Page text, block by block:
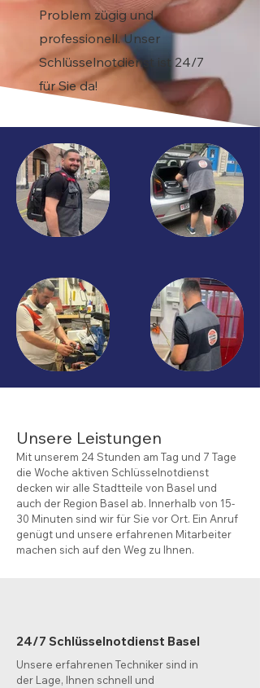
Problem zügig und
professionell. Unser
Schlüsselnotdienst ist 24/7
für Sie da!
Unsere Leistungen
Mit unserem 24 Stunden am Tag und 7 Tage
die Woche aktiven Schlüsselnotdienst
decken wir alle Stadtteile von Basel und
auch der Region Basel ab. Innerhalb von 15-
30 Minuten sind wir für Sie vor Ort. Ein Anruf
genügt und unsere erfahrenen Mitarbeiter
machen sich auf den Weg zu Ihnen.
24/7 Schlüsselnotdienst Basel
Unsere erfahrenen Techniker sind in
der Lage, Ihnen schnell und